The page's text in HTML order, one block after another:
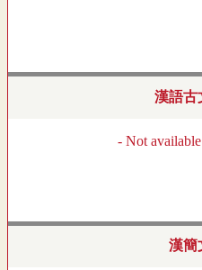
漢語古
- Not
漢簡